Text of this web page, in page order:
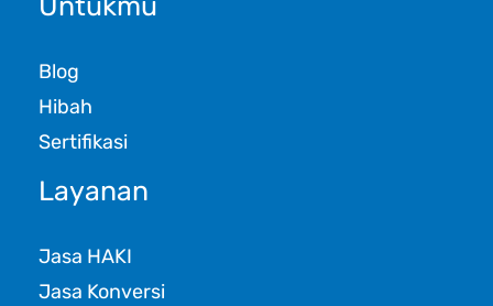
Untukmu
Blog
Hibah
Sertifikasi
Layanan
Jasa HAKI
Jasa Konversi